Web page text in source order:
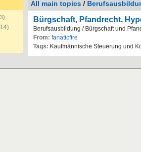
All main topics /
Bürgschaft, Pfandrecht,
Berufsausbildung / Bürgschaft und
From: fanaticfire
Tags: Kaufmännische Steuerung und